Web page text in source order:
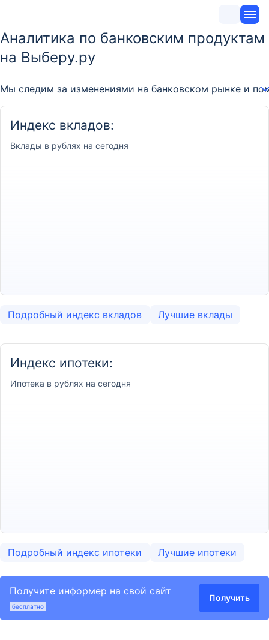
Аналитика по банковским продуктам
на Выберу.ру
Мы следим за изменениями на банковском рынке и
Индекс вкладов:
Вклады в рублях на сегодня
Подробный индекс вкладов Лучшие вклады
Индекс ипотеки:
Ипотека в рублях на сегодня
Подробный индекс ипотеки Лучшие ипотеки
Получите информер на свой сайт
бесплатно
Получить